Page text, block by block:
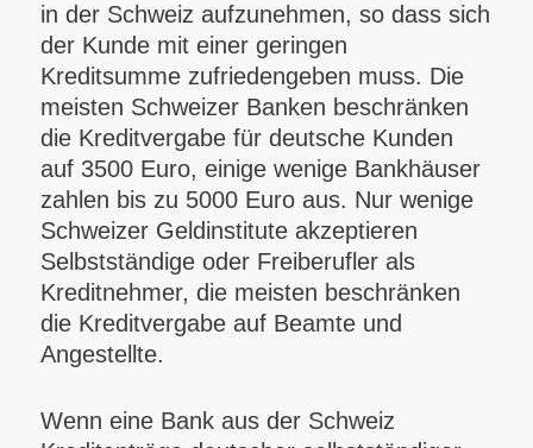
in der Schweiz aufzunehmen, so dass sich
der Kunde mit einer geringen
Kreditsumme zufriedengeben muss. Die
meisten Schweizer Banken beschränken
die Kreditvergabe für deutsche Kunden
auf 3500 Euro, einige wenige Bankhäuser
zahlen bis zu 5000 Euro aus. Nur wenige
Schweizer Geldinstitute akzeptieren
Selbstständige oder Freiberufler als
Kreditnehmer, die meisten beschränken
die Kreditvergabe auf Beamte und
Angestellte.
Wenn eine Bank aus der Schweiz